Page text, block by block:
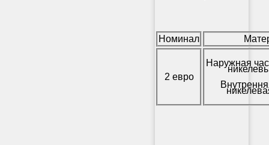
Номинал
2 евро
Наружная